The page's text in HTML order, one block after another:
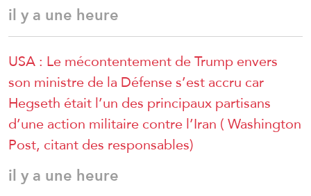
il y a une heure
USA : Le mécontentement de Trump envers
son ministre de la Défense s’est accru car
Hegseth était l’un des principaux partisans
d’une action militaire contre l’Iran ( Washington
Post, citant des responsables)
il y a une heure